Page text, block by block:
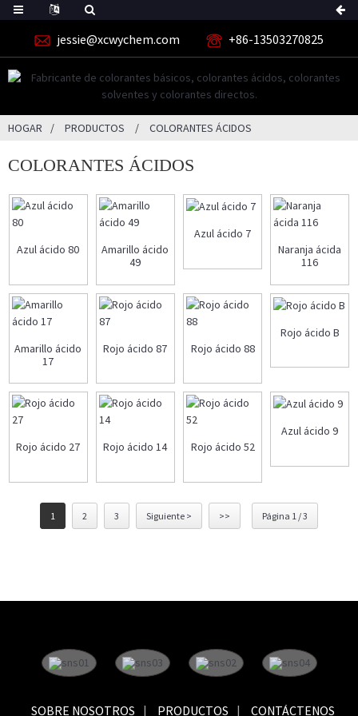
jessie@xcwychem.com +86-13503270825
HOGAR PRODUCTOS COLORANTES ÁCIDOS
COLORANTES ÁCIDOS
Azul ácido 80
Amarillo ácido
49
Azul ácido 7
Naranja ácida
116
Amarillo ácido
17
Rojo ácido 87 Rojo ácido 88
Rojo ácido B
Rojo ácido 27 Rojo ácido 14 Rojo ácido 52
Azul ácido 9
1 2 3 Siguiente > >> Página 1 / 3
SOBRE NOSOTROS PRODUCTOS CONTÁCTENOS